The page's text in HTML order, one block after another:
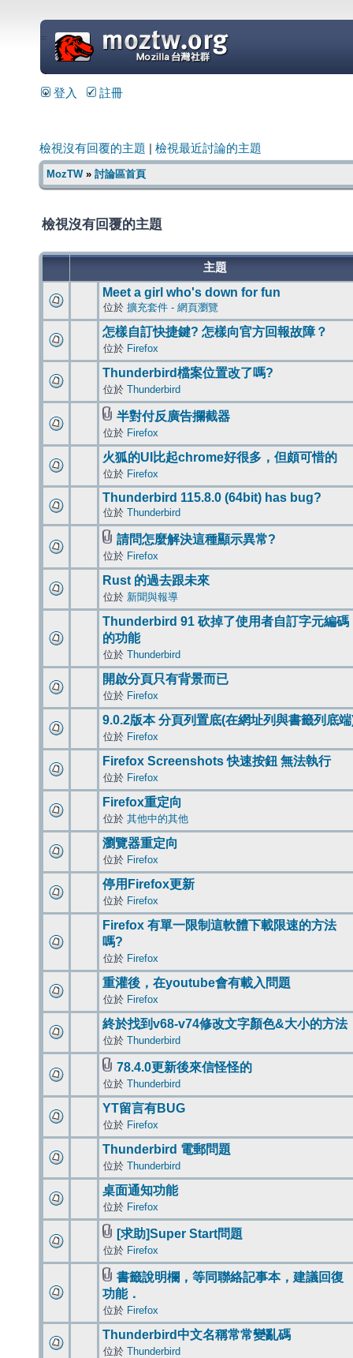
=
登入 註冊
檢視沒有回覆的主題 檢視最近討論的主題
MozTW» 討論區首頁
檢視沒有回覆的主題
主題
Meet a girl who's down for fun
位於 擴充套件 - 網頁瀏覽
怎樣自訂快捷鍵? 怎樣向官方回報故障？
位於 Firefox
Thunderbird檔案位置改了嗎?
位於 Thunderbird
半對付反廣告攔截器
位於 Firefox
火狐的UI比起chrome好很多，但頗可惜的
位於 Firefox
Thunderbird 115.8.0 (64bit) has bug?
位於 Thunderbird
請問怎麼解決這種顯示異常?
位於 Firefox
Rust 的過去跟未來
位於 新聞與報導
Thunderbird 91 砍掉了使用者自訂字元編碼
的功能
位於 Thunderbird
開啟分頁只有背景而已
位於 Firefox
9.0.2版本 分頁列置底(在網址列與書籤列底
位於 Firefox
Firefox Screenshots 快速按鈕 無法執行
位於 Firefox
Firefox重定向
位於 其他中的其他
瀏覽器重定向
位於 Firefox
停用Firefox更新
位於 Firefox
Firefox 有單一限制這軟體下載限速的方法
嗎?
位於 Firefox
重灌後，在youtube會有載入問題
位於 Firefox
終於找到v68-v74修改文字顏色&大小的方法
位於 Thunderbird
78.4.0更新後來信怪怪的
位於 Thunderbird
YT留言有BUG
位於 Firefox
Thunderbird 電郵問題
位於 Thunderbird
桌面通知功能
位於 Firefox
[求助]Super Start問題
位於 Firefox
書籤說明欄，等同聯絡記事本，建議回復
功能．
位於 Firefox
Thunderbird中文名稱常常變亂碼
位於 Thunderbird